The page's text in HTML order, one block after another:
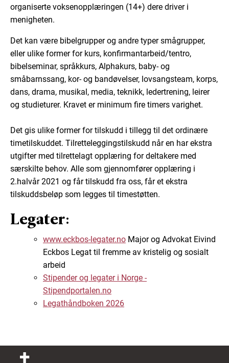
organiserte voksenopplæringen (14+) dere driver i
menigheten.
Det kan være bibelgrupper og andre typer smågrupper,
eller ulike former for kurs, konfirmantarbeid/tentro,
bibelseminar, språkkurs, Alphakurs, baby- og
småbarnssang, kor- og bandøvelser, lovsangsteam, korps,
dans, drama, musikal, media, teknikk, ledertrening, leirer
og studieturer. Kravet er minimum fire timers varighet.
Det gis ulike former for tilskudd i tillegg til det ordinære
timetilskuddet. Tilretteleggingstilskudd når en har ekstra
utgifter med tilrettelagt opplæring for deltakere med
særskilte behov. Alle som gjennomfører opplæring i
2.halvår 2021 og får tilskudd fra oss, får et ekstra
tilskuddsbeløp som legges til timestøtten.
Legater:
www.eckbos-legater.no Major og Advokat Eivind
Eckbos Legat til fremme av kristelig og sosialt
arbeid
Stipender og legater i Norge -
Stipendportalen.no
Legathåndboken 2026